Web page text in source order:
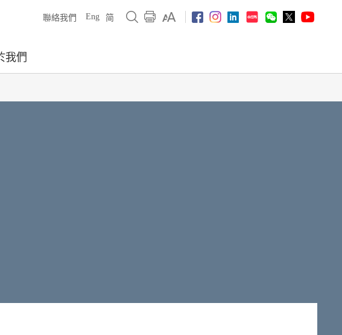
聯絡我們 Eng 简
我們